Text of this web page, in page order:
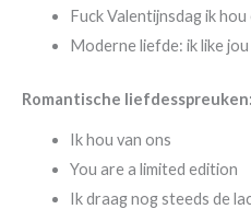
Fuck Valentijnsdag ik hou
Moderne liefde: ik like
Romantische liefdesspreuken:
Ik hou van ons
You are a limited edition
Ik draag nog steeds de